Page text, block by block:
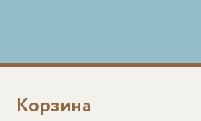
Корзина